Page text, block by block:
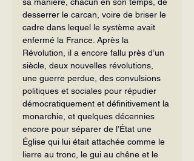
desserrer le carcan, voire de briser le
cadre dans lequel le système avait
enfermé la France. Après la
Révolution, il a encore fallu près d’un
siècle, deux nouvelles révolutions,
une guerre perdue, des convulsions
politiques et sociales pour répudier
démocratiquement et définitivement la
monarchie, et quelques décennies
encore pour séparer de l’État une
Église qui lui était attachée comme le
lierre au tronc, le gui au chêne et le